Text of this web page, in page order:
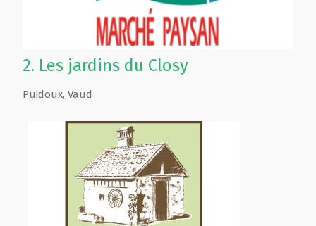
2. Les jardins du Closy
Puidoux, Vaud